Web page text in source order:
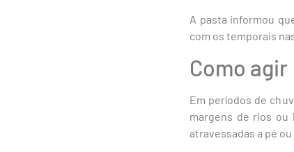
A pasta informou
com os temporais
Como agir
Em períodos de
margens de rios ou
atravessadas a pé ou